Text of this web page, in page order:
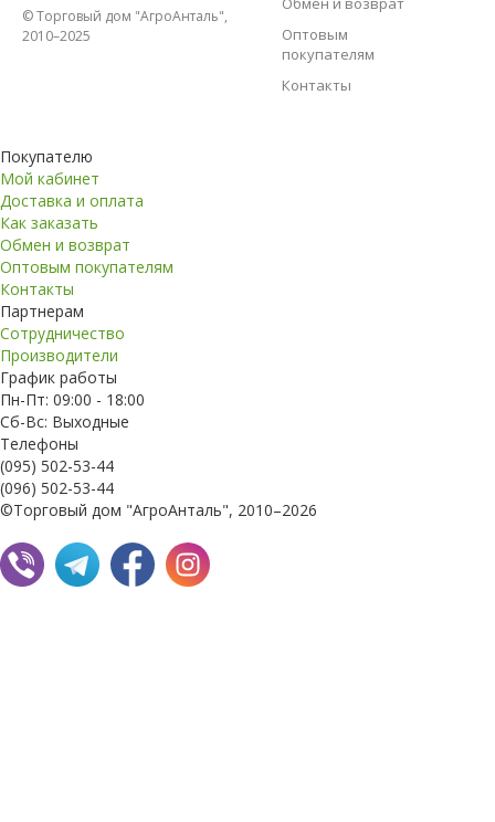
© Торговый дом "АгроАнталь",
2010–2025
Оптовым
покупателям
Контакты
Покупателю
Мой кабинет
Доставка и оплата
Как заказать
Обмен и возврат
Оптовым покупателям
Контакты
Партнерам
Сотрудничество
Производители
График работы
Пн-Пт: 09:00 - 18:00
Сб-Вс: Выходные
Телефоны
(095) 502-53-44
(096) 502-53-44
©Торговый дом "АгроАнталь", 2010–2026